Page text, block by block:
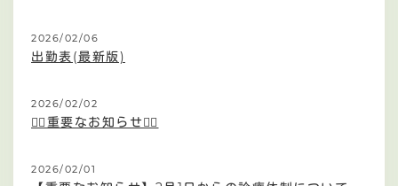
2026/02/06
出勤表(最新版)
2026/02/02
🙇‍♀️重要なお知らせ🙇‍♀️
2026/02/01